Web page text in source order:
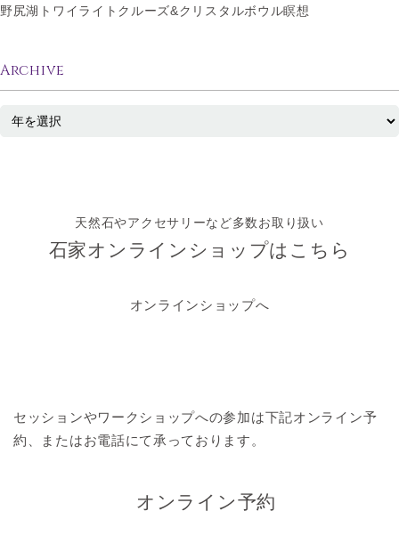
野尻湖トワイライトクルーズ&クリスタルボウル瞑想
Archive
天然石やアクセサリーなど多数お取り扱い
石家オンラインショップはこちら
オンラインショップへ
セッションやワークショップへの参加は下記オンライン予
約、またはお電話にて承っております。
オンライン予約